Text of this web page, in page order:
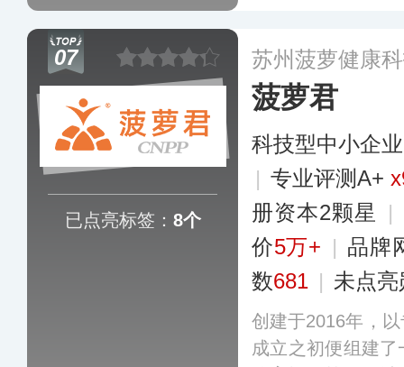
07
已点亮标签： 8个
苏州菠萝健康
菠萝君
科技型中小企业
| 专业评测A+
册资本2颗星
|
价5万+ | 品牌
数681 | 未点亮
创建于2016年，
成立之初便组建